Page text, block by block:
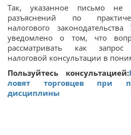
Так, указанное письмо не
разъяснений по
налогового
уведомлено о том, что
рассматривать как
налоговой консультации в
Пользуйтесь консультацией:
ловят торговцев при
дисциплины